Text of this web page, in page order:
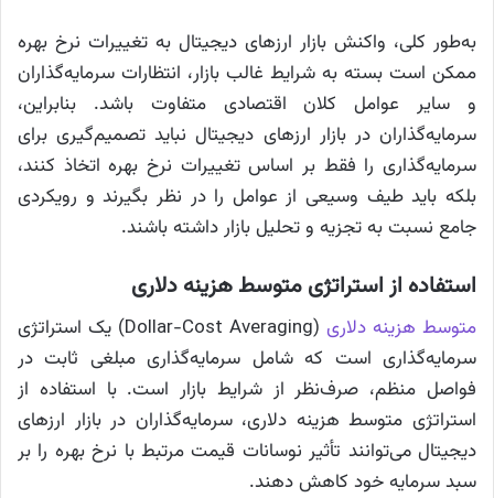
به‌طور کلی، واکنش بازار ارزهای دیجیتال به تغییرات نرخ بهره
ممکن است بسته به شرایط غالب بازار، انتظارات سرمایه‌گذاران
و سایر عوامل کلان اقتصادی متفاوت باشد. بنابراین،
سرمایه‌گذاران در بازار ارزهای دیجیتال نباید تصمیم‌گیری برای
سرمایه‌گذاری را فقط بر اساس تغییرات نرخ بهره اتخاذ کنند،
بلکه باید طیف وسیعی از عوامل را در نظر بگیرند و رویکردی
جامع نسبت به تجزیه‌ و تحلیل بازار داشته باشند.
استفاده از استراتژی متوسط هزینه دلاری
متوسط هزینه دلاری
(Dollar-Cost Averaging) یک استراتژی
سرمایه‌گذاری است که شامل سرمایه‌گذاری مبلغی ثابت در
فواصل منظم، صرف‌نظر از شرایط بازار است. با استفاده از
استراتژی متوسط هزینه دلاری، سرمایه‌گذاران در بازار ارزهای
دیجیتال می‌توانند تأثیر نوسانات قیمت مرتبط با نرخ بهره را بر
سبد سرمایه خود کاهش دهند.